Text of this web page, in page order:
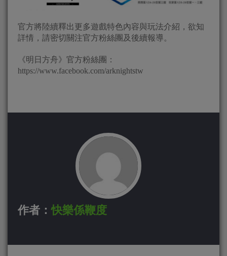
官方將陸續釋出更多遊戲特色內容與玩法介紹，欲知
詳情，請密切關注官方粉絲團及後續報導。
《明日方舟》官方粉絲團：
https://www.facebook.com/arknightstw
作者：快樂係鞭度